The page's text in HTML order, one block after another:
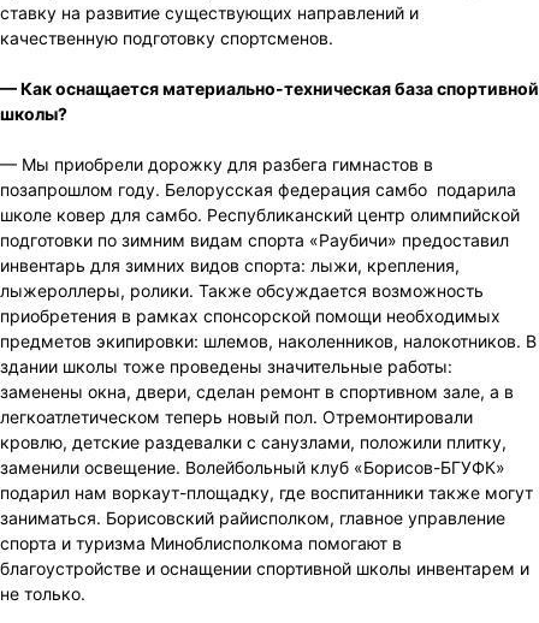
ставку на развитие существующих направлений и
качественную подготовку спортсменов.
— Как оснащается материально-техническая база спортивной
школы?
— Мы приобрели дорожку для разбега гимнастов в
позапрошлом году. Белорусская федерация самбо подарила
школе ковер для самбо. Республиканский центр олимпийской
подготовки по зимним видам спорта «Раубичи» предоставил
инвентарь для зимних видов спорта: лыжи, крепления,
лыжероллеры, ролики. Также обсуждается возможность
приобретения в рамках спонсорской помощи необходимых
предметов экипировки: шлемов, наколенников, налокотников. В
здании школы тоже проведены значительные работы:
заменены окна, двери, сделан ремонт в спортивном зале, а в
легкоатлетическом теперь новый пол. Отремонтировали
кровлю, детские раздевалки с санузлами, положили плитку,
заменили освещение. Волейбольный клуб «Борисов-БГУФК»
подарил нам воркаут-площадку, где воспитанники также могут
заниматься. Борисовский райисполком, главное управление
спорта и туризма Миноблисполкома помогают в
благоустройстве и оснащении спортивной школы инвентарем и
не только.